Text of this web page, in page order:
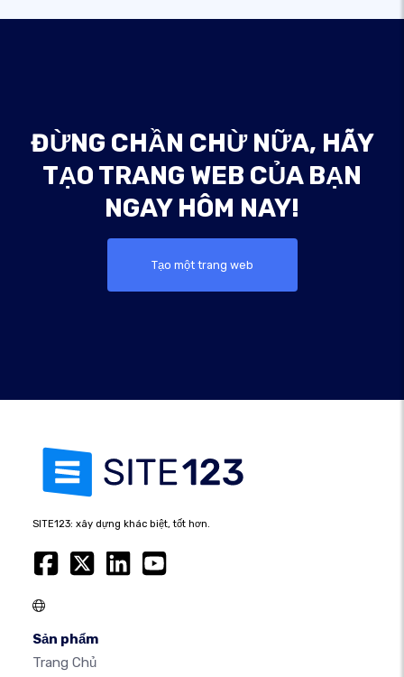
ĐỪNG CHẦN CHỪ NỮA, HÃY
TẠO TRANG WEB CỦA BẠN
NGAY HÔM NAY!
Tạo một trang web
SITE123: xây dựng khác biệt, tốt hơn.
Sản phẩm
Trang Chủ